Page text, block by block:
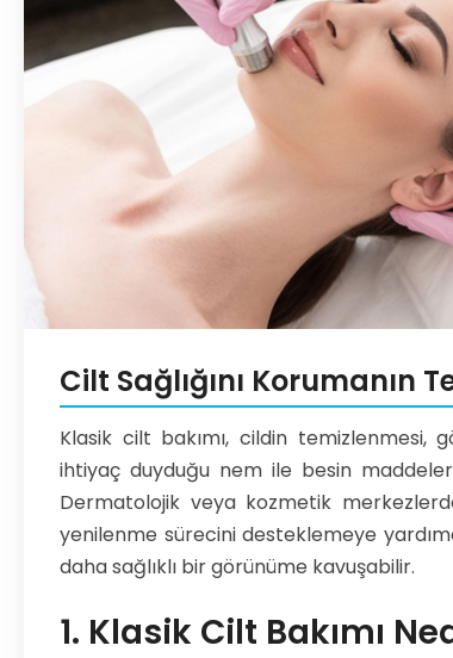
Cilt Sağlığını Korumanın
Klasik cilt bakımı, cildin temizlenmesi,
ihtiyaç duyduğu nem ile besin
Dermatolojik veya kozmetik
yenilenme sürecini desteklemeye
daha sağlıklı bir görünüme kavuşabilir.
1. Klasik Cilt Bakımı